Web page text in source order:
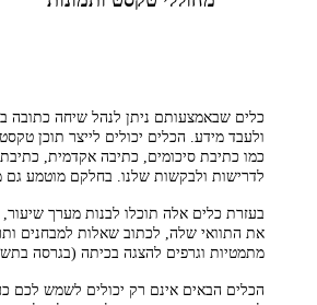
כלים שבאמצעותם ניתן לנהל שיחה כתובה
ולעבד מידע. הכלים יכולים לייצר תוכן
כמו כתיבת סיכומים, כתיבה אקדמית,
לדרישות ולבקשות שלנו. בחלקם מוטמע גם
בעזרת כלים אלה תוכלו לבנות מערך שיעור,
את התוואי שלה, לכתוב שאלות למבחנים
מתמטיות וגרפים להצגה בכיתה (בגרסה
הכלים הבאים אינם רק יכולים לשמש לכם